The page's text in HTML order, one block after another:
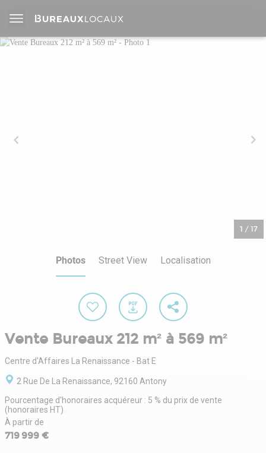
1 / 17
Photos Street View Localisation
Vente Bureaux 212 m² à 569 m²
Centre d'Affaires La Renaissance - Bat E
2 Rue De La Renaissance, 92160 Antony
Pourcentage d'honoraires acquéreur : 5 % du prix de vente
(honoraires HT)
À partir de
719 999 €